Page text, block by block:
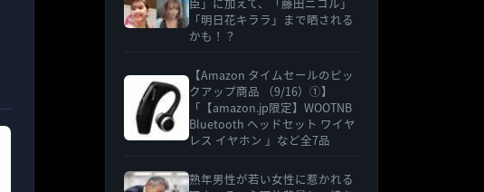
「明日花キララ」まで晒される
かも！？
【Amazon タイムセールのピッ
クアップ商品 （9/16）①】
「【amazon.jp限定】WOOTNB
Bluetooth ヘッドセット ワイヤ
レス イヤホン 」など全7品
熟年男性が若い女性に惹かれる